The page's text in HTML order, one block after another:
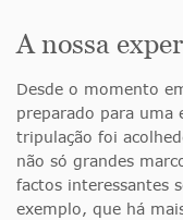
A nossa
Desde o momento
preparado para uma
tripulação foi
não só grandes
factos interessantes
exemplo, que há